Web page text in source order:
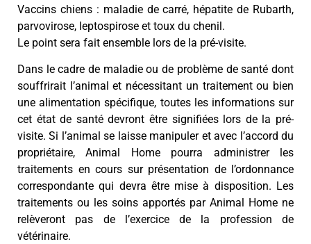
Vaccins chiens : maladie de carré, hépatite de Rubarth,
parvovirose, leptospirose et toux du chenil.
Le point sera fait ensemble lors de la pré-visite.
Dans le cadre de maladie ou de problème de santé dont
souffrirait l’animal et nécessitant un traitement ou bien
une alimentation spécifique, toutes les informations sur
cet état de santé devront être signifiées lors de la pré-
visite. Si l’animal se laisse manipuler et avec l’accord du
propriétaire, Animal Home pourra administrer les
traitements en cours sur présentation de l’ordonnance
correspondante qui devra être mise à disposition. Les
traitements ou les soins apportés par Animal Home ne
relèveront pas de l’exercice de la profession de
vétérinaire.